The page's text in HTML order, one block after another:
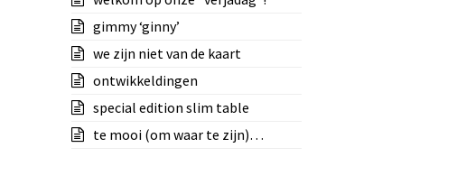
gimmy ‘ginny’
we zijn niet van de kaart
ontwikkeldingen
special edition slim table
te mooi (om waar te zijn)…